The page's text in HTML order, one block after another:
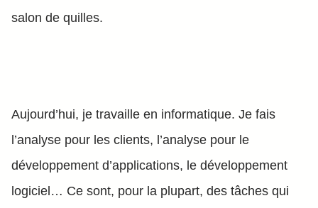
salon de quilles.
Aujourd’hui, je travaille en informatique. Je fais
l’analyse pour les clients, l’analyse pour le
développement d’applications, le développement
logiciel… Ce sont, pour la plupart, des tâches qui